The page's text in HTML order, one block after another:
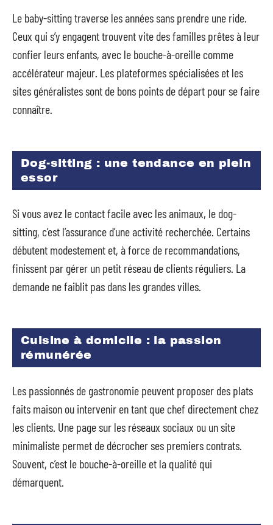
Le baby-sitting traverse les années sans prendre une ride.
Ceux qui s’y engagent trouvent vite des familles prêtes à leur
confier leurs enfants, avec le bouche-à-oreille comme
accélérateur majeur. Les plateformes spécialisées et les
sites généralistes sont de bons points de départ pour se faire
connaître.
Dog-sitting : une tendance en plein
essor
Si vous avez le contact facile avec les animaux, le dog-
sitting, c’est l’assurance d’une activité recherchée. Certains
débutent modestement et, à force de recommandations,
finissent par gérer un petit réseau de clients réguliers. La
demande ne faiblit pas dans les grandes villes.
Cuisine à domicile : la passion
rémunérée
Les passionnés de gastronomie peuvent proposer des plats
faits maison ou intervenir en tant que chef directement chez
les clients. Une page sur les réseaux sociaux ou un site
minimaliste permet de décrocher ses premiers contrats.
Souvent, c’est le bouche-à-oreille et la qualité qui
démarquent.